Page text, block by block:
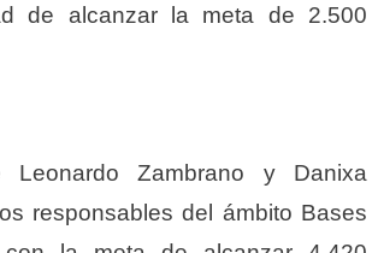
de alcanzar la meta de 2.500
Zambrano y Danixa
responsables del ámbito Bases